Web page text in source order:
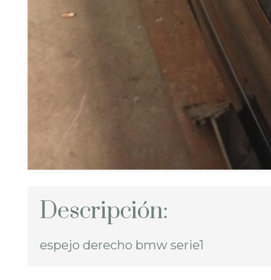
Descripción:
espejo derecho bmw serie1